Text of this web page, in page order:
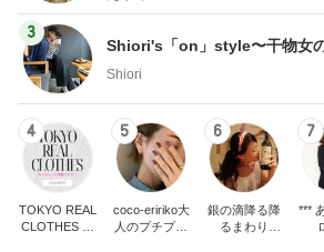
3
Shiori's「on」style〜干物女
Shiori
4
TOKYO REAL
CLOTHES 大
5
coco-eririko大
人のプチプラ
6
銀の滴降る降
るまわり
7
*** あやのハピ